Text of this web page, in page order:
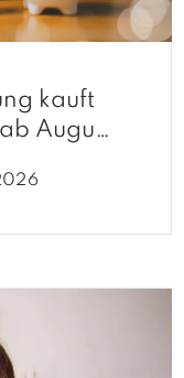
kauft
August